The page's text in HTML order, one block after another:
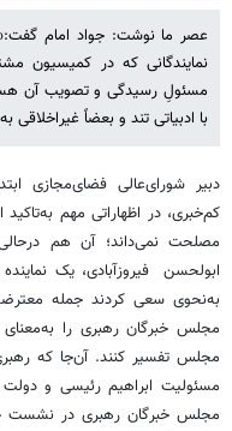
عصر ما نوشت: جواد امام
نمایندگانی که در کمیسیون
مسئولِ رسیدگی و تصویب آن
با ادبیاتی تند و بعضاً
دبیر شورای‌عالی فضای‌مجازی
کم‌خبری، در اظهاراتی مهم
مصلحت نمی‌داند؛ آن هم
ابولحسن فیروزآبادی، یک
به‌نحوی سعی کردند جمله
مجلس خبرگان رهبری را
مجلس تفسیر کنند. آن‌جا که
مسئولیت ابراهیم رئیسی و دولت
مجلس خبرگان رهبری در نشست